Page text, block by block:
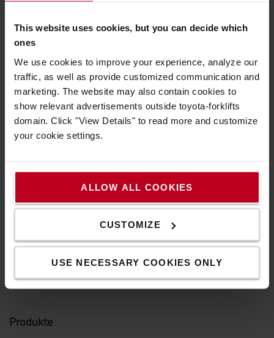
This website uses cookies, but you can decide which
ones
We use cookies to improve your experience, analyze our
traffic, as well as provide customized communication and
marketing. The website may also contain cookies to
show relevant advertisements outside toyota-forklifts
domain. Click "View Details" to read more and customize
your cookie settings.
ALLOW ALL COOKIES
CUSTOMIZE
USE NECESSARY COOKIES ONLY
Montagearbeiten im handwerklichen Bereich. Er
entfernt Öl, Fett, Silikon sowie harzartige Rückstände
Ideal für Bremsen, Hubgestänge, Ketten und weitere
Bauteile. Auch schwer zugängliche Stellen werden
dank hohem Sprühdruck gründlich gereinigt.
Abriebstaub wird gebunden und abgeschwemmt. Das
unterstützt saubere Arbeitsprozesse und sorgt für
eine schnelle, präzise Reinigung.
ermöglicht ein zügiges Weiterarbeiten ohne lange
Wirtschaftlich in der Anwendung: Sprühdose mit 500
Produkte